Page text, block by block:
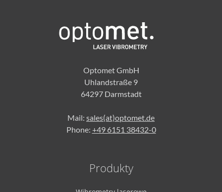
Optomet GmbH
Uhlandstraße 9
64297 Darmstadt
Mail: sales(at)optomet.de
Phone: +49 6151 38432-0
Produkty